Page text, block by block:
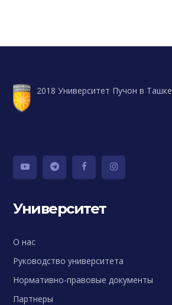
2018 Университет Пучон в
Университет
О нас
Руководство университета
Нормативно-правовые документы
Партнеры